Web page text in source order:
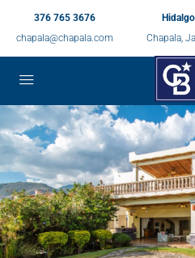
376 765 3676
chapala@chapala.com
Chapala,